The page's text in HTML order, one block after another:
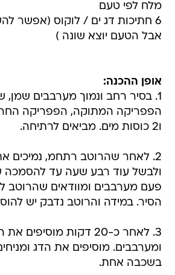
מלח לפי טעם
6 חתיכות דג ים / לוקוס (אפשר
אבל הטעם יוצא שונה )
אופן ההכנה:
1. בסיר רחב ונמוך מערבבים
הפפריקה המתוקה, הפפריקה
ו2 כוסות מים. מביאים לרתיחה.
2. לאחר שהרוטב רתחמ, נמיכים
ולבשל עוד רבע שעה עד להסמכה
פעם מערבבים ומוודאים שהרוטב
הסיר. במידה והרוטב נדבק יש
3. לאחר כ-20 דקות
ומערבבים. מוסיפים את הדג
בשכבה אחת.